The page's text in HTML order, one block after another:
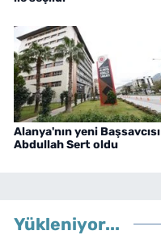
Alanya'nın yeni Başsavcısı
Abdullah Sert oldu
Yükleniyor...